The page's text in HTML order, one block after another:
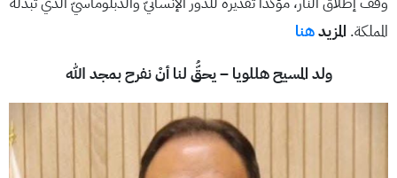
المملكة. المزيدهنا
ولد المسيح هللويا – يحقُّ لنا أنْ نفرح بمجد الله